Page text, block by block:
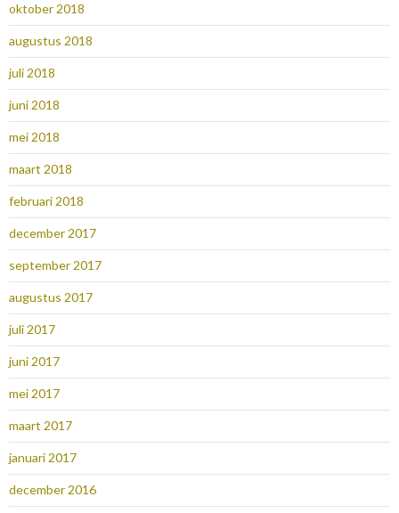
oktober 2018
augustus 2018
juli 2018
juni 2018
mei 2018
maart 2018
februari 2018
december 2017
september 2017
augustus 2017
juli 2017
juni 2017
mei 2017
maart 2017
januari 2017
december 2016